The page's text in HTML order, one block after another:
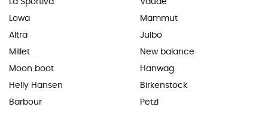
Lowa
Altra
Millet
Moon boot
Helly Hansen
Barbour
Mammut
Julbo
New balance
Hanwag
Birkenstock
Petzl